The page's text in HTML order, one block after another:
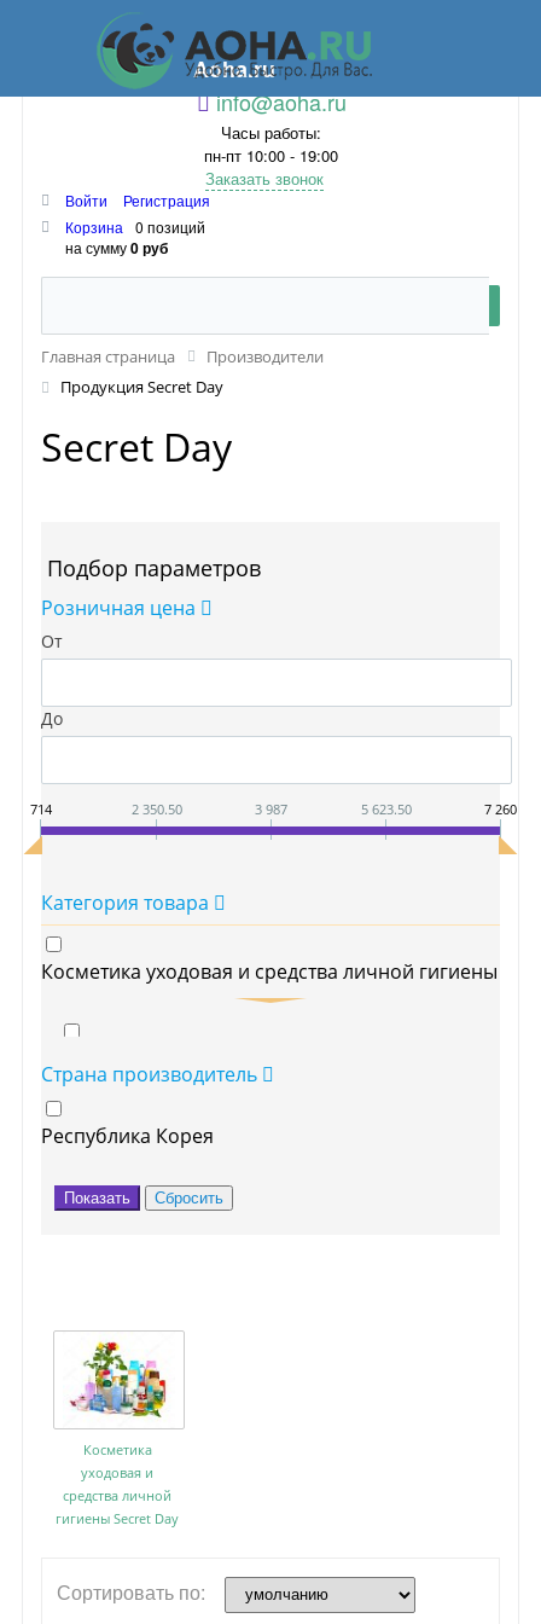
Aoha.ru
info@aoha.ru
Часы работы:
пн-пт 10:00 - 19:00
Заказать звонок
Войти
Регистрация
Корзина
0 позиций
на сумму0 руб
Главная страница
Производители
Продукция Secret Day
Secret Day
Подбор параметров
Розничная цена
От
До
714 2 350.50 3 987 5 623.50 7 260
Категория товара
Косметика уходовая и средства личной гигиены
Женская гигиена
Страна производитель
Республика Корея
Косметика
уходовая и
средства личной
гигиены Secret Day
Сортировать по: